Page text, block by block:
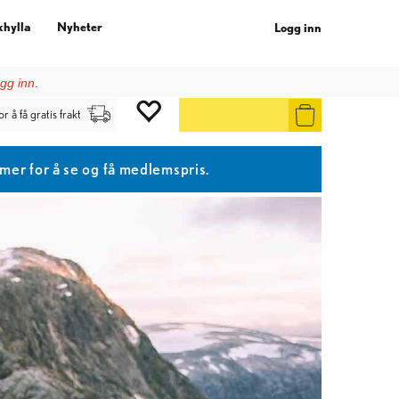
Logg inn
inn
Nyheter
å få gratis frakt
for å se og få medlemspris.